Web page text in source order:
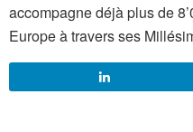
accompagne déjà plus de
Europe à travers ses